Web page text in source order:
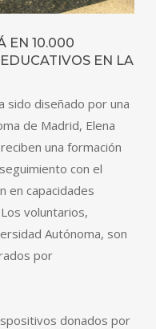
EN 10.000
EN LA
sido diseñado por una
de Madrid, Elena
una formación
con el
en capacidades
voluntarios,
Autónoma, son
por
donados por